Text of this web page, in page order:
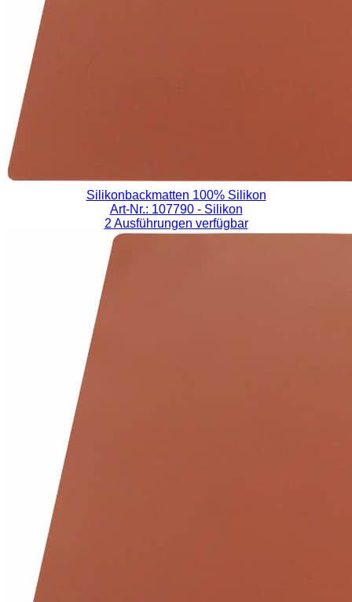
Silikonbackmatten 100% Silikon
Art-Nr.: 107790 - Silikon
2 Ausführungen verfügbar